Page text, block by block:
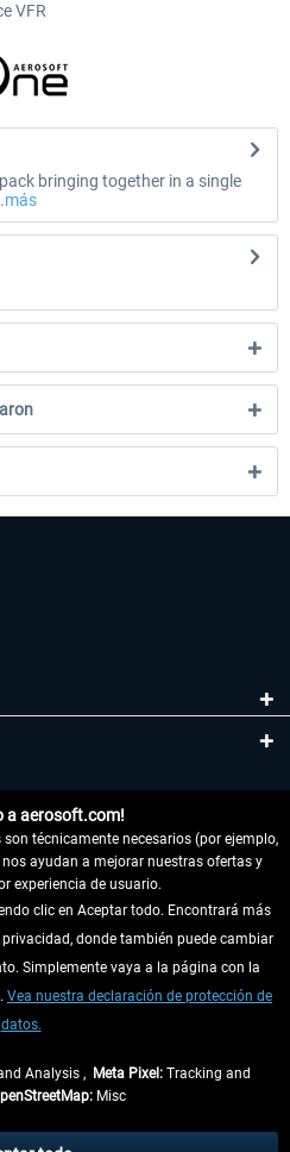
VFR
bringing together in a single
más
a aerosoft.com!
técnicamente necesarios (por ejemplo,
ayudan a mejorar nuestras ofertas y
experiencia de usuario.
clic en Aceptar todo. Encontrará más
donde también puede cambiar
Simplemente vaya a la página con la
Vea nuestra declaración de protección de
datos.
Analysis , Meta Pixel: Tracking and
Misc